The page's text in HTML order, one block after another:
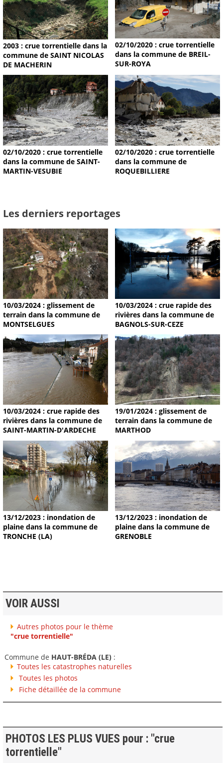
2003 : crue torrentielle dans la
commune de SAINT NICOLAS
DE MACHERIN
02/10/2020 : crue torrentielle
dans la commune de BREIL-
SUR-ROYA
02/10/2020 : crue torrentielle
dans la commune de SAINT-
MARTIN-VESUBIE
02/10/2020 : crue torrentielle
dans la commune de
ROQUEBILLIERE
Les derniers reportages
10/03/2024 : glissement de
terrain dans la commune de
MONTSELGUES
10/03/2024 : crue rapide des
rivières dans la commune de
BAGNOLS-SUR-CEZE
10/03/2024 : crue rapide des
rivières dans la commune de
SAINT-MARTIN-D'ARDECHE
19/01/2024 : glissement de
terrain dans la commune de
MARTHOD
13/12/2023 : inondation de
plaine dans la commune de
TRONCHE (LA)
13/12/2023 : inondation de
plaine dans la commune de
GRENOBLE
VOIR AUSSI
Autres photos pour le thème
"crue torrentielle"
Commune de HAUT-BRÉDA (LE):
Toutes les catastrophes naturelles
Toutes les photos
Fiche détaillée de la commune
PHOTOS LES PLUS VUES pour : "crue
torrentielle"